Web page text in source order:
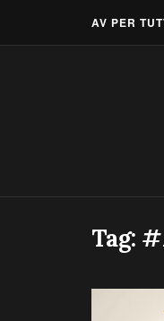
AV PER
Tag: